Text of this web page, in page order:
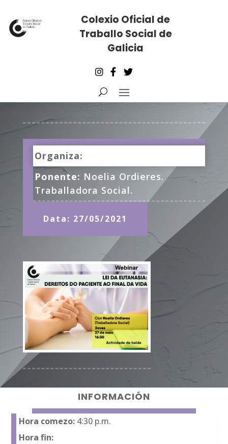
Colexio Oficial de
Traballo Social de
Galicia
Organiza:
Ponente: Noelia Ordieres.
Traballadora Social.
Data: 27/05/2021
INFORMACIÓN
Hora comezo: 4:30 p.m.
Hora fin: